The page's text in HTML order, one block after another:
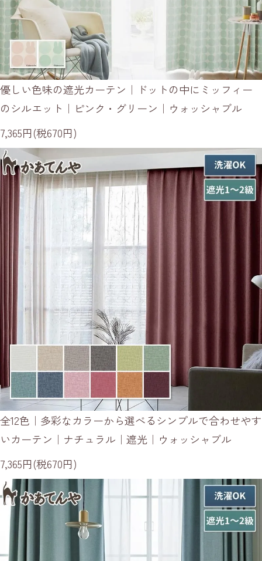
優しい色味の遮光カーテン｜ドットの中にミッフィー
のシルエット｜ピンク・グリーン｜ウォッシャブル
7,365円(税670円)
全12色｜多彩なカラーから選べるシンプルで合わせやす
いカーテン｜ナチュラル｜遮光｜ウォッシャブル
7,365円(税670円)